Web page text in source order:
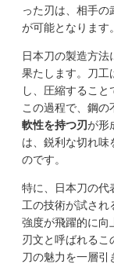
った刃は、相手
が可能となります。
日本刀の製造方
果たします。刀工
し、圧縮すること
この過程で、鋼の
軟性を持つ刃が形
は、鋭利な切れ味
のです。
特に、日本刀の代
工の技術が試され
強度が飛躍的に向
刃文と呼ばれるこ
刀の魅力を一層引